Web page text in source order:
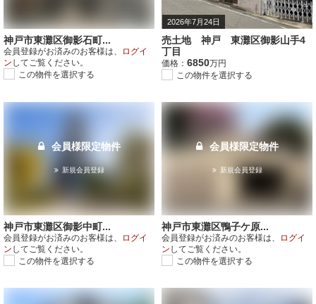
神戸市東灘区御影石町...
会員登録がお済みのお客様は、
ログイ
ン してご覧ください。
この物件を選択する
2026年7月24日
売土地 神戸 東灘区御影山手4
丁目
価格： 6850万円
この物件を選択する
会員様限定物件
新規会員登録
神戸市東灘区御影中町...
会員登録がお済みのお客様は、
ログイ
ン してご覧ください。
この物件を選択する
会員様限定物件
新規会員登録
神戸市東灘区鴨子ケ原...
会員登録がお済みのお客様は、
ログイ
ン してご覧ください。
この物件を選択する